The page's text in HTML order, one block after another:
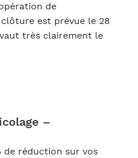
de
est prévue le 28
très clairement le
–
de réduction sur vos